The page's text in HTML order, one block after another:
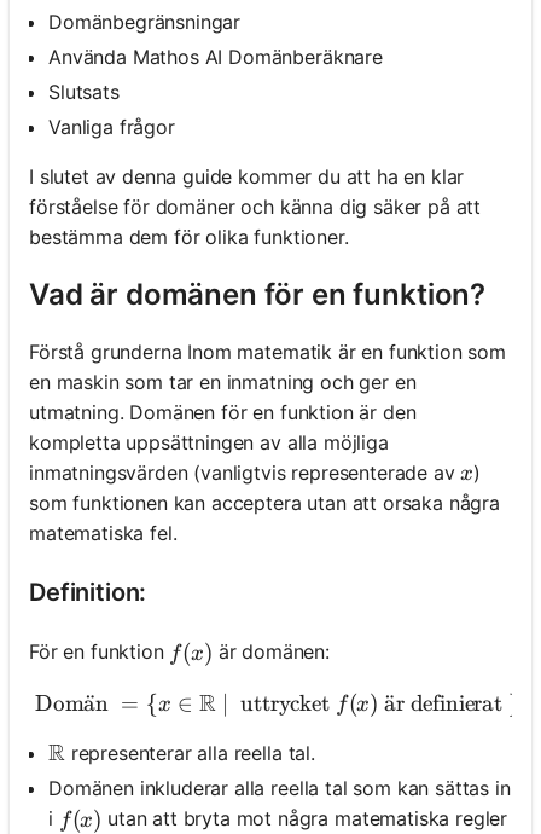
Domänbegränsningar
Använda Mathos AI Domänberäknare
Slutsats
Vanliga frågor
I slutet av denna guide kommer du att ha en klar
förståelse för domäner och känna dig säker på att
bestämma dem för olika funktioner.
Vad är domänen för en funktion?
Förstå grunderna Inom matematik är en funktion som
en maskin som tar en inmatning och ger en
utmatning. Domänen för en funktion är den
kompletta uppsättningen av alla möjliga
inmatningsvärden (vanligtvis representerade avx
x)
som funktionen kan acceptera utan att orsaka några
matematiska fel.
Definition:
För en funktion f(x)
f(x) är domänen:
\text { Domän }=\{x \in
Doma
¨n = {x ∈ R ∣ uttrycket f(x) a
¨r definierat }
\mathbb{R}
R representerar alla reella tal.
Domänen inkluderar alla reella tal som kan sättas in
i f(x)
f(x) utan att bryta mot några matematiska regler